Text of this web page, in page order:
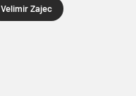
Velimir Zajec